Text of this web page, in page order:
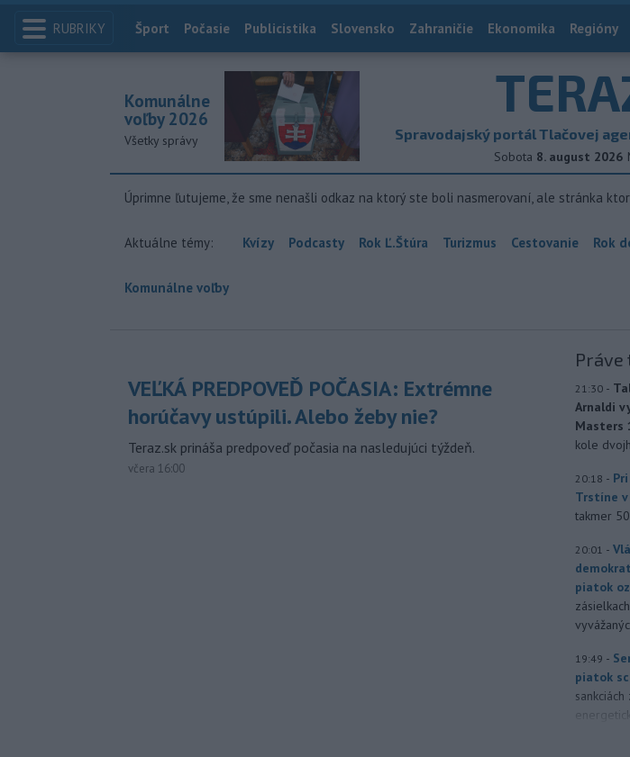
RUBRIKY Index
Šport Počasie Publicistika Slovensko Zahraničie Ekonomika Regióny
Spravodajský portál Tlačovej
Sobota 8. august 2026
Komunálne
voľby 2026
Všetky správy
Úprimne ľutujeme, že sme nenašli odkaz na ktorý ste boli nasmerovaní, ale stránka
Aktuálne témy: Kvízy Podcasty Rok Ľ.Štúra Turizmus Cestovanie Rok
Komunálne voľby
VEĽKÁ PREDPOVEĎ POČASIA: Extrémne
horúčavy ustúpili. Alebo žeby nie?
Teraz.sk prináša predpoveď počasia na nasledujúci týždeň.
včera 16:00
Práve
21:30 -
Arnaldi
Masters
kole
20:18 -
Trstíne v
takmer
20:01 -
piatok
19:49 -
piatok